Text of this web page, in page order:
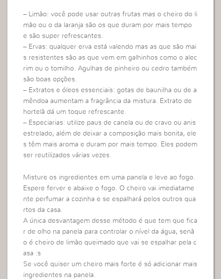
– Limão: você pode usar outras frutas mas o cheiro do li
mão ou o da laranja são os que duram por mais tempo
e são super refrescantes.
– Ervas: qualquer erva está valendo mas as que são mai
s resistentes são as que vem em galhinhos como o alec
rim ou o tomilho. Agulhas de pinheiro ou cedro também
são boas opções.
– Extratos e óleos essenciais: gotas de baunilha ou de a
mêndoa aumentam a fragrância da mistura. Extrato de
hortelã dá um toque refrescante.
– Especiarias: utilize paus de canela ou de cravo ou anis
estrelado, além de deixar a composição mais bonita, ele
s têm mais aroma e duram por mais tempo. Eles podem
ser reutilizados várias vezes.
Misture os ingredientes em uma panela e leve ao fogo.
Espere ferver e abaixe o fogo. O cheiro vai imediatame
nte perfumar a cozinha e se espalhará pelos outros qua
rtos da casa.
A única desvantagem desse método é que tem que fica
r de olho na panela para controlar o nível da água, senã
o é cheiro de limão queimado que vai se espalhar pela c
asa :s
Se você quiser um cheiro mais forte é só adicionar mais
ingredientes na panela.